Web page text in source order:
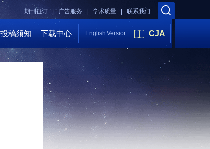
联系我们
学术质量 |
广告服务 |
期刊征订 |
投稿须知 下载中心 English Version CJA